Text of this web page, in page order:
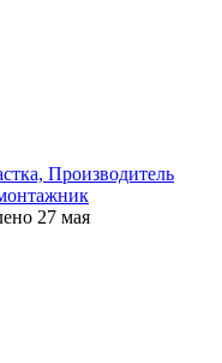
Производитель
27 мая